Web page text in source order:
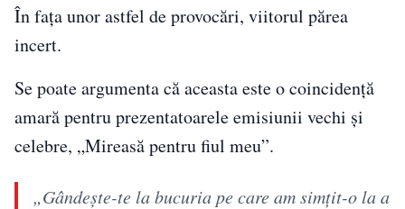
În fața unor astfel de provocări, viitorul părea
incert.
Se poate argumenta că aceasta este o coincidență
amară pentru prezentatoarele emisiunii vechi și
celebre, „Mireasă pentru fiul meu”.
„Gândește-te la bucuria pe care am simțit-o la a